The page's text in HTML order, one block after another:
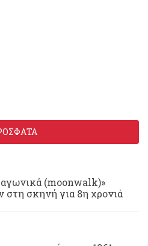
(moonwalk)»
στη σκηνή για 8η χρονιά